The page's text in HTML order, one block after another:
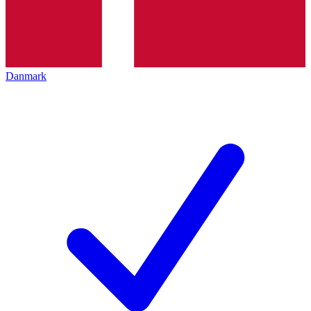
Danmark